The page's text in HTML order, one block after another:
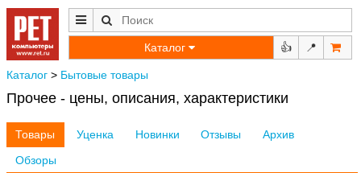
Каталог 👍 📍
Каталог > Бытовые товары
Прочее - цены, описания, характеристики
Товары Уценка Новинки Отзывы
Архив
Обзоры